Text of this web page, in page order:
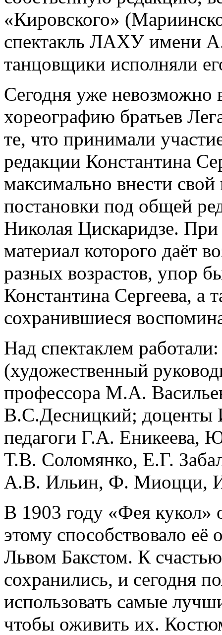
«Кировского»
спектакль ЛАХУ имени
танцовщики исполняли
Сегодня уже невозможно
хореографию братьев
те, что принимали
редакции Константина
максимально внести
постановки под общей
Николая Цискаридзе. При
материал которого даёт
разных возрастов, упор
Константина Сергеева, а
сохранившиеся
Над спектаклем
(художественный
профессора М.А.
В.С.Десницкий;
педагоги Г.А. Еникеева,
Т.В. Соломянко, Е.Г.
А.В. Ильин, Ф. Миоцци,
В 1903 году «Фея кукол»
этому способствовало
Львом Бакстом. К
сохранились, и сегодня
использовать самые
чтобы оживить их.